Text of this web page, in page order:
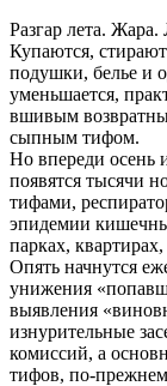
Разгар лета.
Купаются,
подушки, белье и
уменьшается,
вшивым
сыпным тифом.
Но впереди осень
появятся тысячи
тифами,
эпидемии
парках,
Опять начнутся
унижения
выявления
изнурительные
комиссий, а
тифов, по-